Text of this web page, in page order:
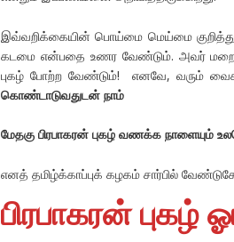
இவ்வறிக்கையின் பொய்மை மெய்மை குறித்து
கடமை என்பதை உணர வேண்டும். அவர்
புகழ் போற்ற வேண்டும்! எனவே, வரும்
கொண்டாடுவதுடன் நாம்
மேதகு பிரபாகரன் புகழ் வணக்க நாளையும்
எனத் தமிழ்க்காப்புக் கழகம் சார்பில்
பிரபாகரன் புகழ்